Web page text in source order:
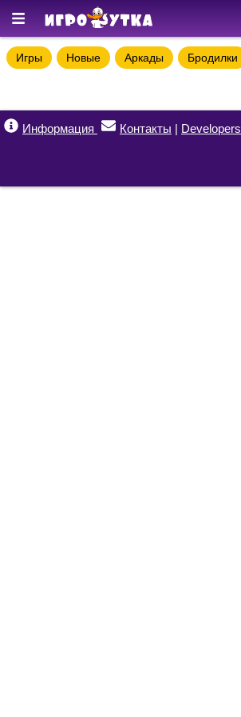
Игры Новые Аркады Бродилки
Информация Контакты | Developers